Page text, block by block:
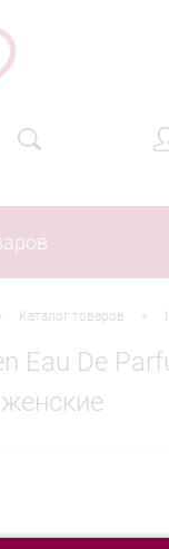
Каталог товаров
Eau De